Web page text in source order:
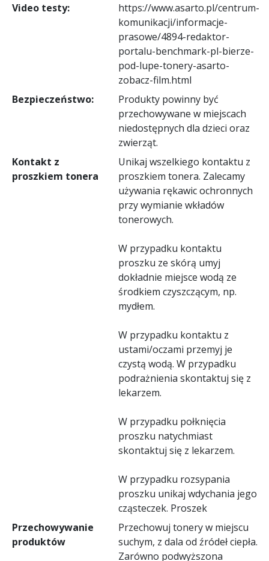
Video testy:
https://www.asarto.pl/centrum-
komunikacji/informacje-
prasowe/4894-redaktor-
portalu-benchmark-pl-bierze-
pod-lupe-tonery-asarto-
zobacz-film.html
Bezpieczeństwo:
Produkty powinny być
przechowywane w miejscach
niedostępnych dla dzieci oraz
zwierząt.
Kontakt z
proszkiem tonera
Unikaj wszelkiego kontaktu z
proszkiem tonera. Zalecamy
używania rękawic ochronnych
przy wymianie wkładów
tonerowych.
W przypadku kontaktu
proszku ze skórą umyj
dokładnie miejsce wodą ze
środkiem czyszczącym, np.
mydłem.
W przypadku kontaktu z
ustami/oczami przemyj je
czystą wodą. W przypadku
podrażnienia skontaktuj się z
lekarzem.
W przypadku połknięcia
proszku natychmiast
skontaktuj się z lekarzem.
W przypadku rozsypania
proszku unikaj wdychania jego
cząsteczek. Proszek
Przechowywanie
produktów
Przechowuj tonery w miejscu
suchym, z dala od źródeł ciepła.
Zarówno podwyższona